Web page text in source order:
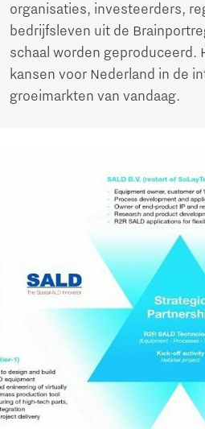
organisaties, investeerders,
bedrijfsleven uit de
schaal worden geproduceerd.
kansen voor Nederland in de
groeimarkten van vandaag.